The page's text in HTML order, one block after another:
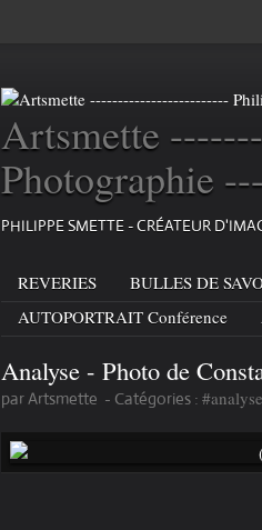
Artsmette
Photographie
PHILIPPE SMETTE - CRÉATEUR
REVERIES BULLES DE
AUTOPORTRAIT Conférence
Analyse - Photo de
par Artsmette - Catégories : #analyse